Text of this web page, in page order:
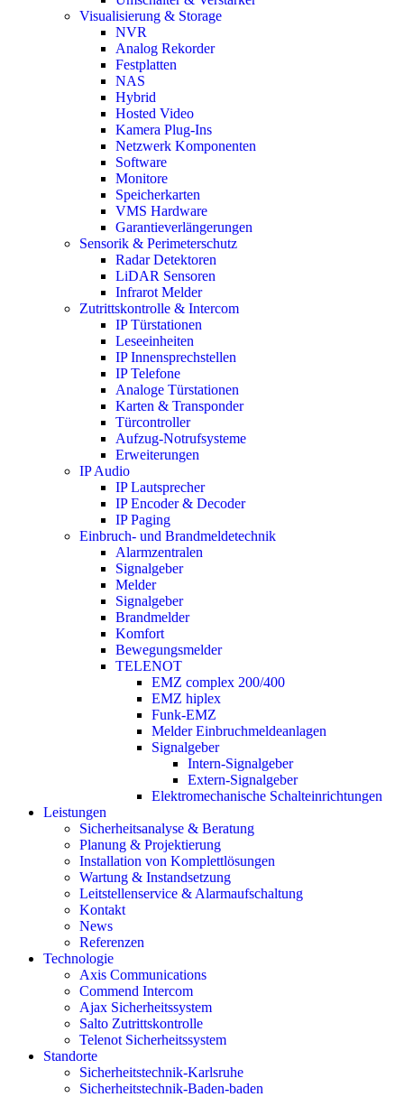
Visualisierung & Storage
NVR
Analog Rekorder
Festplatten
NAS
Hybrid
Hosted Video
Kamera Plug-Ins
Netzwerk Komponenten
Software
Monitore
Speicherkarten
VMS Hardware
Garantieverlängerungen
Sensorik & Perimeterschutz
Radar Detektoren
LiDAR Sensoren
Infrarot Melder
Zutrittskontrolle & Intercom
IP Türstationen
Leseeinheiten
IP Innensprechstellen
IP Telefone
Analoge Türstationen
Karten & Transponder
Türcontroller
Aufzug-Notrufsysteme
Erweiterungen
IP Audio
IP Lautsprecher
IP Encoder & Decoder
IP Paging
Einbruch- und Brandmeldetechnik
Alarmzentralen
Signalgeber
Melder
Signalgeber
Brandmelder
Komfort
Bewegungsmelder
TELENOT
EMZ complex 200/400
EMZ hiplex
Funk-EMZ
Melder Einbruchmeldeanlagen
Signalgeber
Intern-Signalgeber
Extern-Signalgeber
Elektromechanische Schalteinrichtungen
Leistungen
Sicherheitsanalyse & Beratung
Planung & Projektierung​
Installation von Komplettlösungen
Wartung & Instandsetzung
Leitstellenservice & Alarmaufschaltung
Kontakt
News
Referenzen
Technologie
Axis Communications
Commend Intercom
Ajax Sicherheitssystem​
Salto Zutrittskontrolle
Telenot Sicherheitssystem
Standorte
Sicherheitstechnik-Karlsruhe
Sicherheitstechnik-Baden-baden